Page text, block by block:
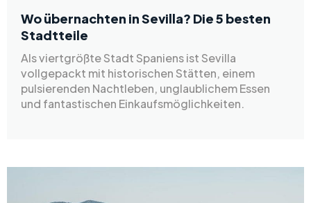
Wo übernachten in Sevilla? Die 5 besten
Stadtteile
Als viertgrößte Stadt Spaniens ist Sevilla
vollgepackt mit historischen Stätten, einem
pulsierenden Nachtleben, unglaublichem Essen
und fantastischen Einkaufsmöglichkeiten.